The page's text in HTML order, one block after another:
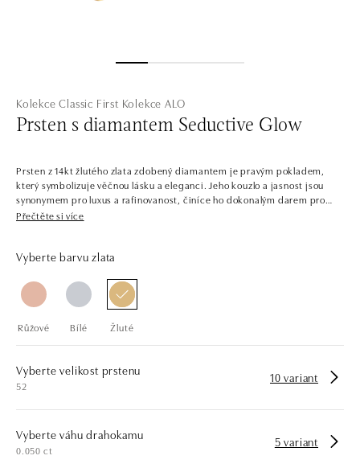
Kolekce Classic First Kolekce ALO
Prsten s diamantem Seductive Glow
Prsten z 14kt žlutého zlata zdobený diamantem je pravým pokladem,
který symbolizuje věčnou lásku a eleganci. Jeho kouzlo a jasnost jsou
synonymem pro luxus a rafinovanost, činíce ho dokonalým darem pro
milovanou osobu. Šperk je součástí kolekce Classic First.
centrálními diamanty v několika barvách. Kolekce Classic First je snadno
náušnic s jedním až třemi dokonale broušenými diamanty a drahými
kameny. Šperky tvoří sladěné sety, ale najdete zde i samostatné kousky,
Společnost ALO diamonds vyrábí v Čechách šperky z diamantů a
opatřen certifikátem pravosti a dodán v luxusním balení. Ať už vybíráte
zásnubní prsten nebo diamantový náramek či náhrdelník, nedarujete s
Přečtěte si více
Vyberte barvu zlata
Růžové Bílé Žluté
Vyberte velikost prstenu
52
10 variant
Vyberte váhu drahokamu
0.050 ct
5 variant